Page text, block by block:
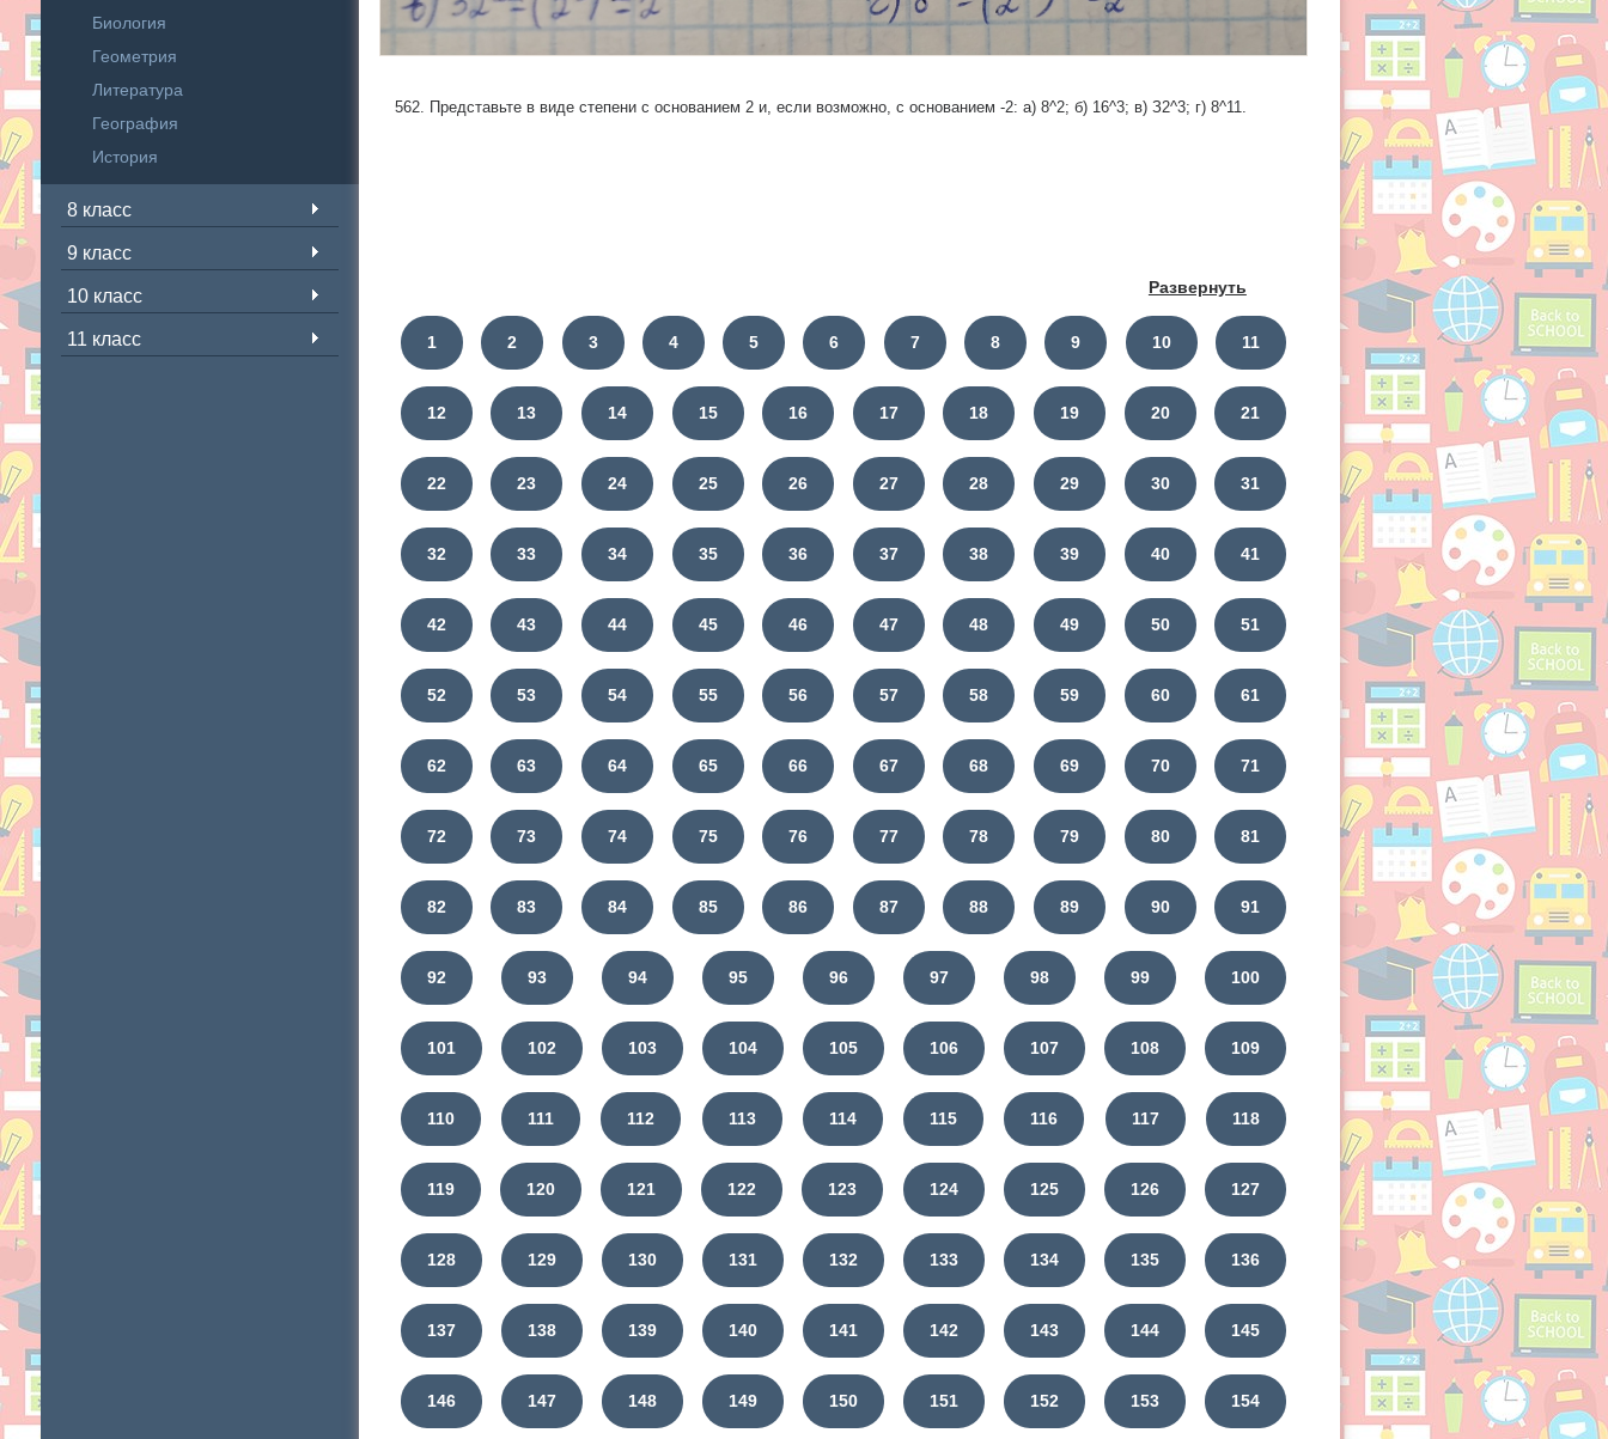
Биология
Геометрия
Литература
География
История
8 класс
9 класс
10 класс
11 класс
Развернуть
562. Представьте в виде степени с основанием 2 и, если возможно, с основанием -2: а) 8^2; б) 16^3; в) З2^3; г) 8^11.
1 2 3 4 5 6 7 8 9 10 11
12 13 14 15 16 17 18 19 20 21
22 23 24 25 26 27 28 29 30 31
32 33 34 35 36 37 38 39 40 41
42 43 44 45 46 47 48 49 50 51
52 53 54 55 56 57 58 59 60 61
62 63 64 65 66 67 68 69 70 71
72 73 74 75 76 77 78 79 80 81
82 83 84 85 86 87 88 89 90 91
92 93 94 95 96 97 98 99 100
101 102 103 104 105 106 107 108 109
110 111 112 113 114 115 116 117 118
119 120 121 122 123 124 125 126 127
128 129 130 131 132 133 134 135 136
137 138 139 140 141 142 143 144 145
146 147 148 149 150 151 152 153 154